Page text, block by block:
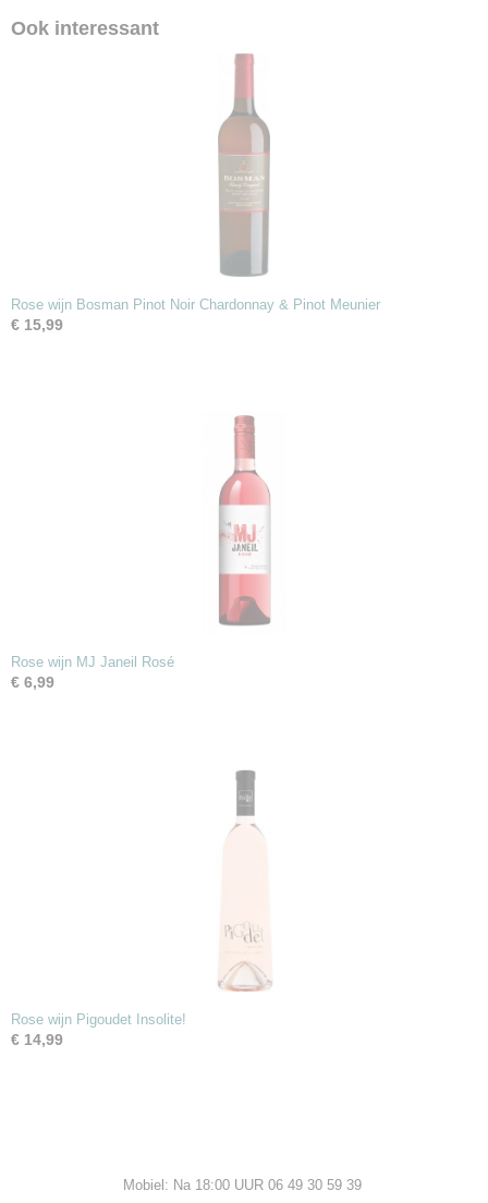
Ook interessant
Rose wijn Bosman Pinot Noir Chardonnay & Pinot Meunier
€ 15,99
Rose wijn MJ Janeil Rosé
€ 6,99
Rose wijn Pigoudet Insolite!
€ 14,99
Mobiel: Na 18:00 UUR 06 49 30 59 39